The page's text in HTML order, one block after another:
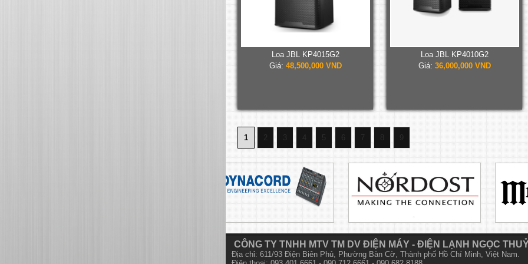
Loa JBL KP4015G2
Giá: 48,500,000 VND
Loa JBL KP4010G2
Giá: 36,000,000 VND
1 2 3 5 6 7 9
CÔNG TY TNHH MTV TM DV ĐIỆN MÁY - ĐIỆN LẠNH NGỌC
Địa chỉ: 611/93 Điện Biên Phủ, Phường Bàn Cờ, Thành phố Hồ Chí Minh, Việt Nam.